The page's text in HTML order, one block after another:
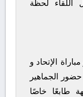
اللقاء لحظة
ملعب 11 يونيو مباراة الإتحاد و
الجماهير
طابعًا خاصًا